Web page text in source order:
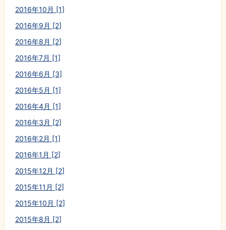
2016年10月 [1]
2016年9月 [2]
2016年8月 [2]
2016年7月 [1]
2016年6月 [3]
2016年5月 [1]
2016年4月 [1]
2016年3月 [2]
2016年2月 [1]
2016年1月 [2]
2015年12月 [2]
2015年11月 [2]
2015年10月 [2]
2015年8月 [2]